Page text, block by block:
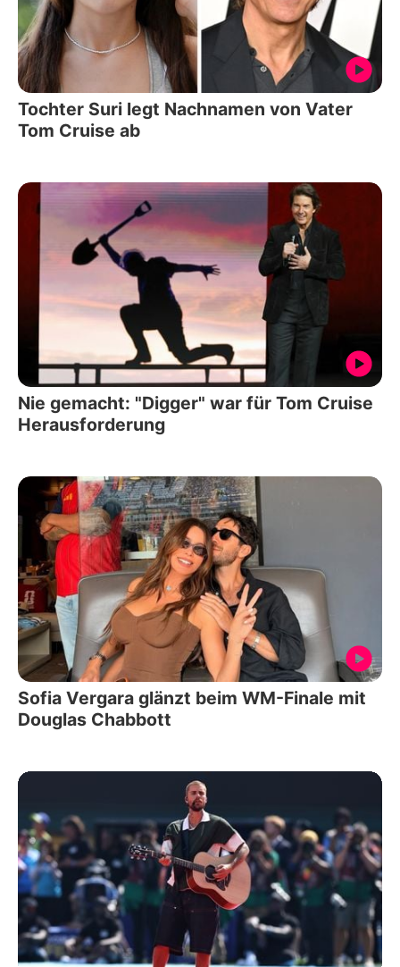
Tochter Suri legt Nachnamen von Vater
Tom Cruise ab
Nie gemacht: "Digger" war für Tom Cruise
Herausforderung
Sofia Vergara glänzt beim WM-Finale mit
Douglas Chabbott